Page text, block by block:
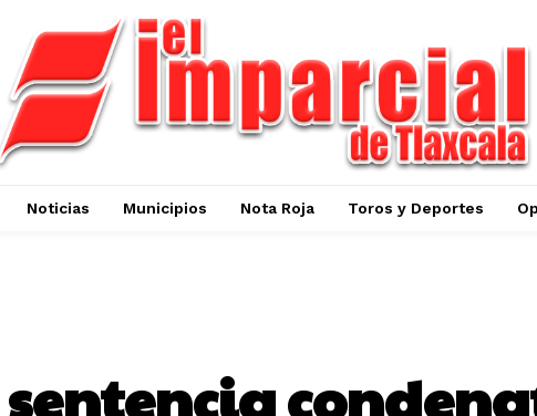
Noticias Municipios Nota Roja Toros y Deportes
sentencia